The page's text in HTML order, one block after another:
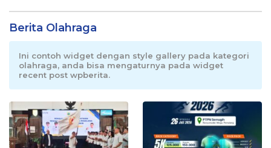
Berita Olahraga
Ini contoh widget dengan style gallery pada kategori
olahraga, anda bisa mengaturnya pada widget
recent post wpberita.